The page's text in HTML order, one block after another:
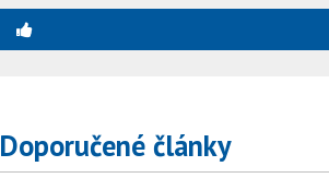
Doporučené články